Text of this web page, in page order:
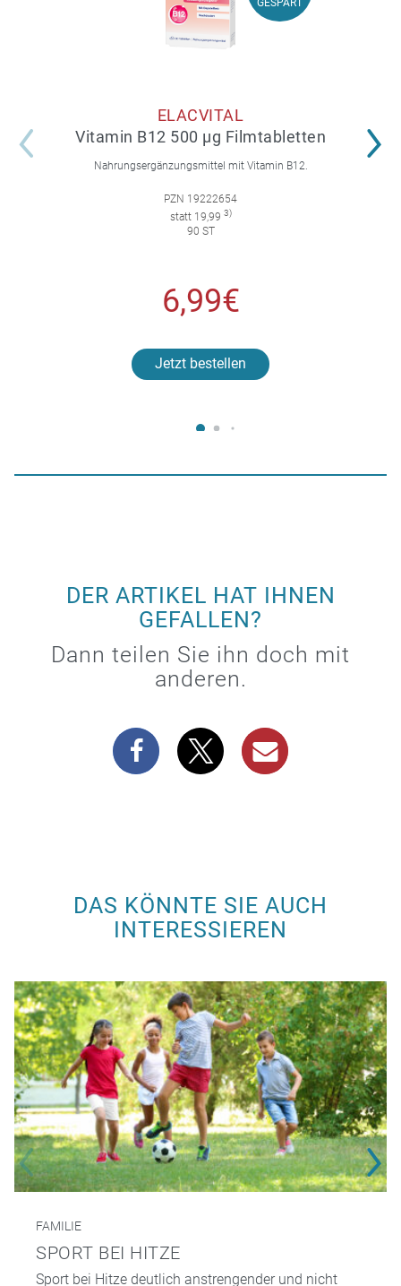
ELACVITAL
Vitamin B12 500 µg Filmtabletten
Nahrungsergänzungsmittel mit Vitamin B12.
PZN 19222654
statt 19,99 3)
90 ST
6,99€
Jetzt bestellen
DER ARTIKEL HAT IHNEN
GEFALLEN?
Dann teilen Sie ihn doch mit
anderen.
DAS KÖNNTE SIE AUCH
INTERESSIEREN
FAMILIE
SPORT BEI HITZE
Sport bei Hitze deutlich anstrengender und nicht